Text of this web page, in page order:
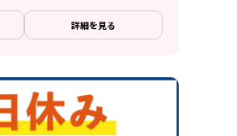
詳細を見る